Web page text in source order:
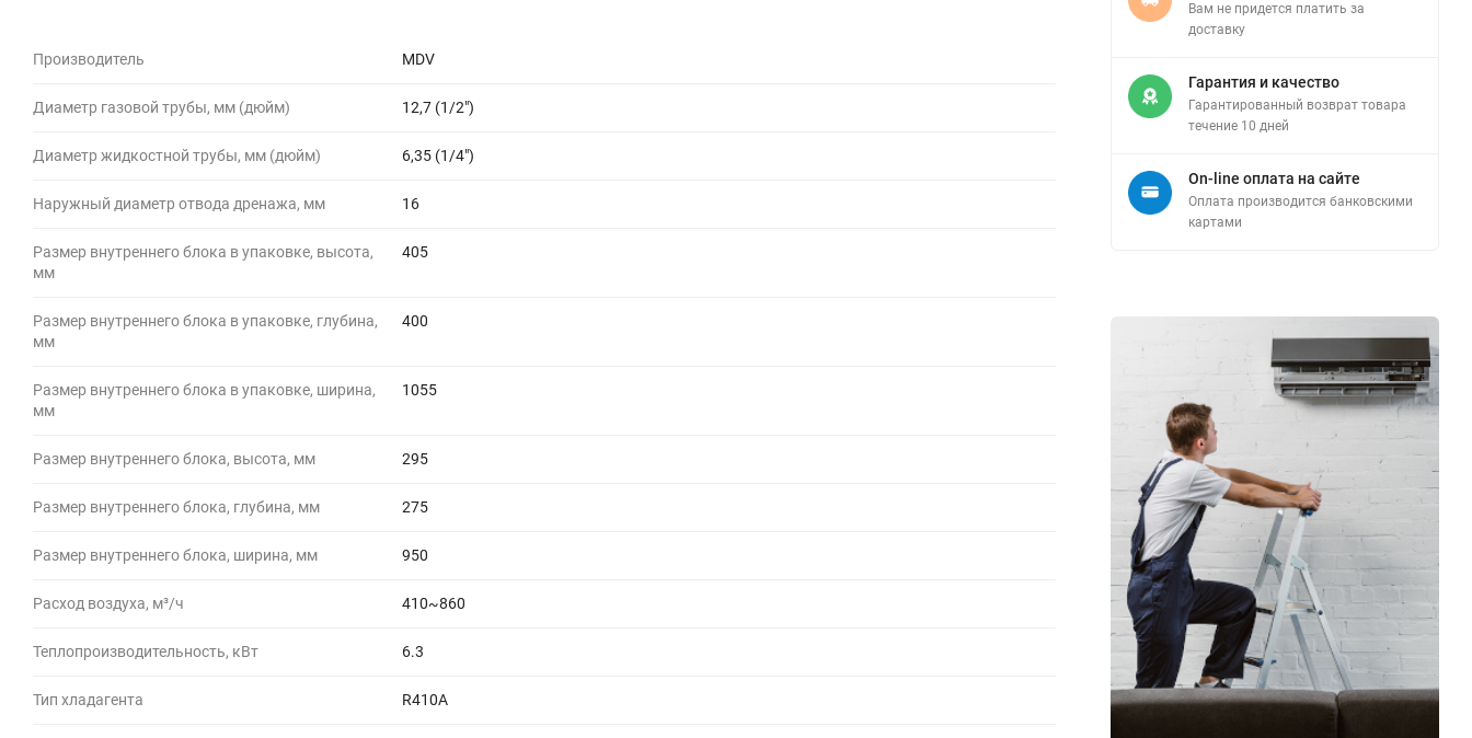
Производитель MDV
Диаметр газовой трубы, мм (дюйм) 12,7 (1/2")
Диаметр жидкостной трубы, мм (дюйм) 6,35 (1/4")
Наружный диаметр отвода дренажа, мм 16
Размер внутреннего блока в упаковке, высота,
мм
405
Размер внутреннего блока в упаковке, глубина,
мм
400
Размер внутреннего блока в упаковке, ширина,
мм
1055
Размер внутреннего блока, высота, мм 295
Размер внутреннего блока, глубина, мм 275
Размер внутреннего блока, ширина, мм 950
Расход воздуха, м³/ч 410~860
Теплопроизводительность, кВт 6.3
Тип хладагента R410A
Вам не придется платить за
доставку
Гарантия и качество
Гарантированный возврат товара
течение 10 дней
On-line оплата на сайте
Оплата производится банковскими
картами